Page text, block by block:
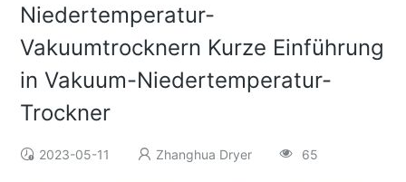
Niedertemperatur-
Vakuumtrocknern Kurze Einführung
in Vakuum-Niedertemperatur-
Trockner
2023-05-11 Zhanghua Dryer 65